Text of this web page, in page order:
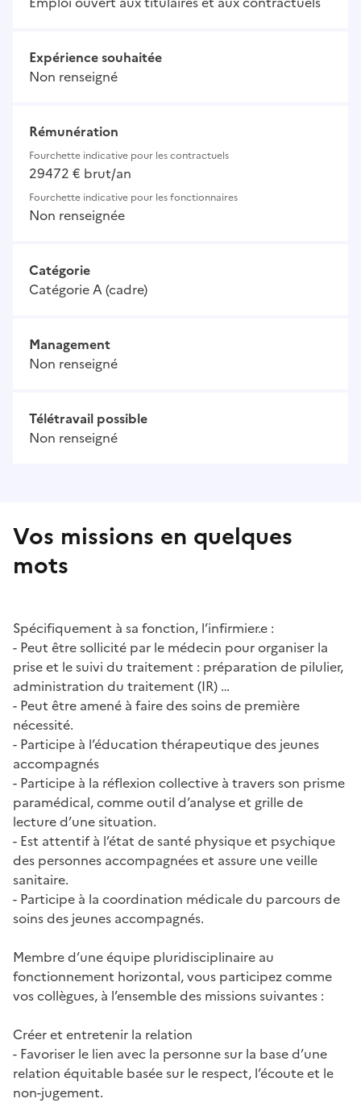
Expérience souhaitée
Non renseigné
Rémunération
Fourchette indicative pour les contractuels
29472 € brut/an
Fourchette indicative pour les fonctionnaires
Non renseignée
Catégorie
Catégorie A (cadre)
Management
Non renseigné
Télétravail possible
Non renseigné
Vos missions en quelques
mots
Spécifiquement à sa fonction, l’infirmier.e :
- Peut être sollicité par le médecin pour organiser la
prise et le suivi du traitement : préparation de pilulier,
administration du traitement (IR) …
- Peut être amené à faire des soins de première
nécessité.
- Participe à l’éducation thérapeutique des jeunes
accompagnés
- Participe à la réflexion collective à travers son prisme
paramédical, comme outil d’analyse et grille de
lecture d’une situation.
- Est attentif à l’état de santé physique et psychique
des personnes accompagnées et assure une veille
sanitaire.
- Participe à la coordination médicale du parcours de
soins des jeunes accompagnés.
Membre d’une équipe pluridisciplinaire au
fonctionnement horizontal, vous participez comme
vos collègues, à l’ensemble des missions suivantes :
Créer et entretenir la relation
- Favoriser le lien avec la personne sur la base d’une
relation équitable basée sur le respect, l’écoute et le
non-jugement.